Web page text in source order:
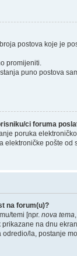
postova koje je
promijeniti.
puno postova
ci foruma
poruka
elektroničke pošte od
na forum(u)?
temi [npr. nova tema,
na dnu
la, postanje